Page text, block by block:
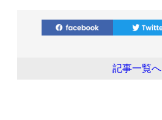
記事一覧へ